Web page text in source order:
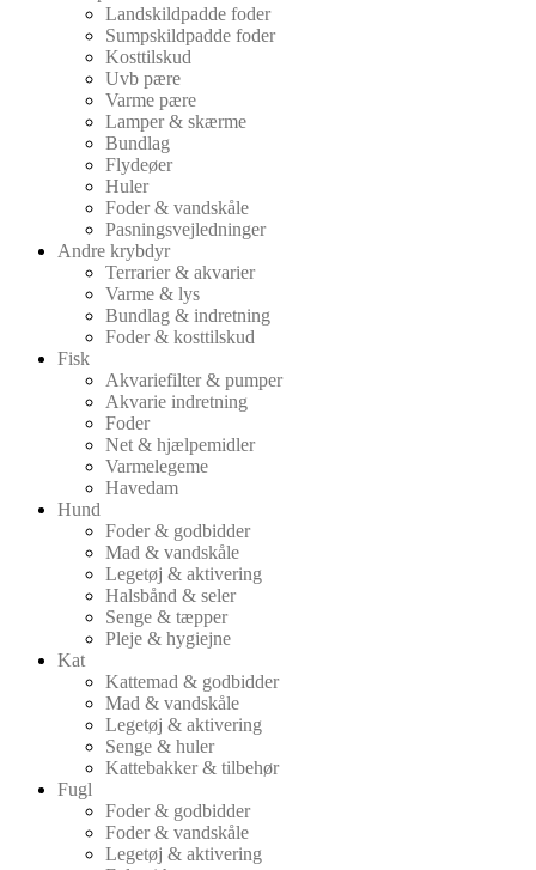
Landskildpadde foder
Sumpskildpadde foder
Kosttilskud
Uvb pære
Varme pære
Lamper & skærme
Bundlag
Flydeøer
Huler
Foder & vandskåle
Pasningsvejledninger
Andre krybdyr
Terrarier & akvarier
Varme & lys
Bundlag & indretning
Foder & kosttilskud
Fisk
Akvariefilter & pumper
Akvarie indretning
Foder
Net & hjælpemidler
Varmelegeme
Havedam
Hund
Foder & godbidder
Mad & vandskåle
Legetøj & aktivering
Halsbånd & seler
Senge & tæpper
Pleje & hygiejne
Kat
Kattemad & godbidder
Mad & vandskåle
Legetøj & aktivering
Senge & huler
Kattebakker & tilbehør
Fugl
Foder & godbidder
Foder & vandskåle
Legetøj & aktivering